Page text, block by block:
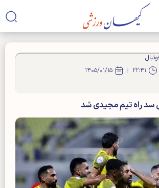
۲۲:۴۱ ۱۴۰۵/۰۱/۱۵
راه تیم مجیدی شد